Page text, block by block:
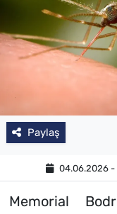
Paylaş
04.06.2026 -
Memorial